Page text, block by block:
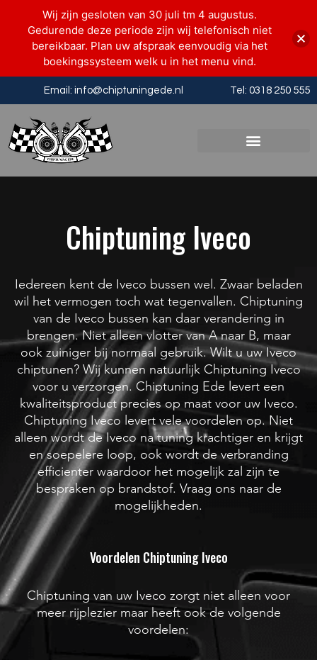
Email: info@chiptuningede.nl Tel: 0318 250 555
Chiptuning Iveco
Iedereen kent de Iveco bussen wel. Zwaar beladen
wil het vermogen toch wat tegenvallen. Chiptuning
van de Iveco bussen kan daar verandering in
brengen. Niet alleen vlotter van A naar B, maar
ook zuiniger bij normaal gebruik. Wilt u uw Iveco
chiptunen? Wij kunnen natuurlijk Chiptuning Iveco
voor u verzorgen. Chiptuning Ede levert een
kwaliteitsproduct precies op maat voor uw Iveco.
Chiptuning Iveco levert vele voordelen op. Niet
alleen wordt de Iveco na tuning krachtiger en krijgt
en soepelere loop, ook wordt de verbranding
efficienter waardoor het mogelijk zal zijn te
bespraken op brandstof. Vraag ons naar de
mogelijkheden.
Voordelen Chiptuning Iveco
Chiptuning van uw Iveco zorgt niet alleen voor
meer rijplezier maar heeft ook de volgende
voordelen:
Wij zijn gesloten van 30 juli tm 4 augustus.
Gedurende deze periode zijn wij telefonisch niet
bereikbaar. Plan uw afspraak eenvoudig via het
boekingssysteem welk u in het menu vind.